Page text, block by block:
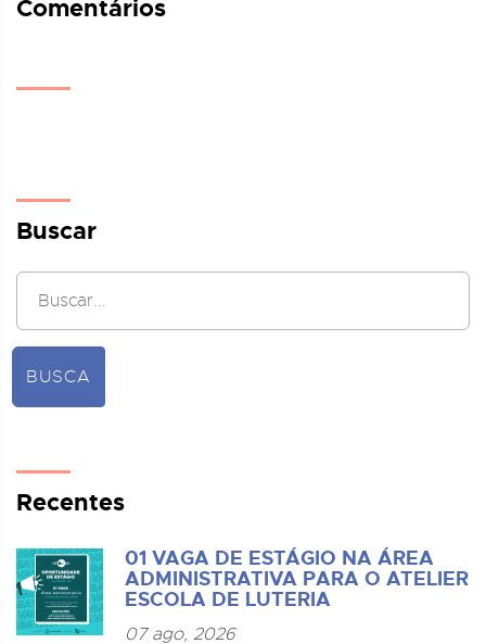
Comentários
Buscar
BUSCA
Recentes
01 VAGA DE ESTÁGIO NA ÁREA
ADMINISTRATIVA PARA O ATELIER
ESCOLA DE LUTERIA
07 ago, 2026